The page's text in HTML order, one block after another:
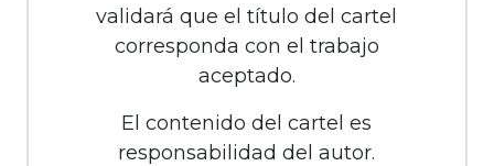
validará que el título del cartel
corresponda con el trabajo
aceptado.
El contenido del cartel es
responsabilidad del autor.